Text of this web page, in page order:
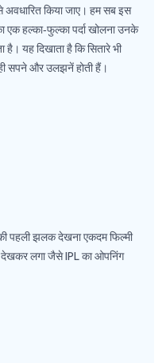
अवधारित किया जाए। हम सब इस
एक हल्का‑फुल्का पर्दा खोलना उनके
यह दिखाता है कि सितारे भी
सपने और उलझनें होती हैं।
पहली झलक देखना एकदम फिल्मी
देखकर लगा जैसे IPL का ओपनिंग